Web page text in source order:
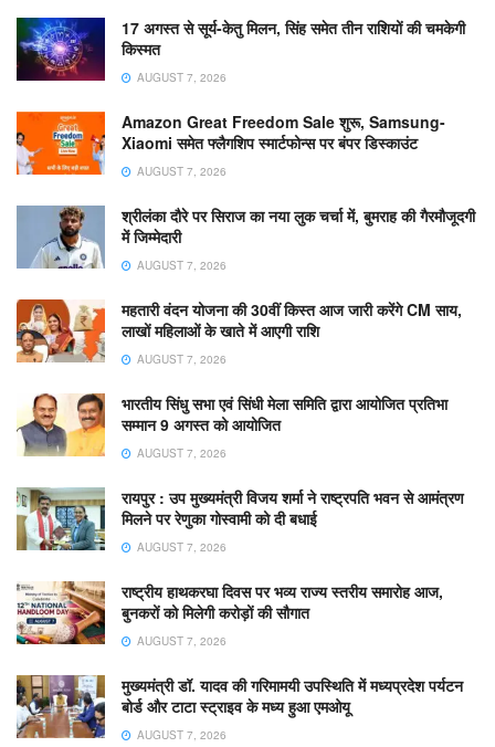
17 अगस्त से सूर्य-केतु मिलन, सिंह समेत तीन राशियों की चमकेगी
किस्मत
AUGUST 7, 2026
Amazon Great Freedom Sale शुरू, Samsung-
Xiaomi समेत फ्लैगशिप स्मार्टफोन्स पर बंपर डिस्काउंट
AUGUST 7, 2026
श्रीलंका दौरे पर सिराज का नया लुक चर्चा में, बुमराह की गैरमौजूदगी
में जिम्मेदारी
AUGUST 7, 2026
महतारी वंदन योजना की 30वीं किस्त आज जारी करेंगे CM साय,
लाखों महिलाओं के खाते में आएगी राशि
AUGUST 7, 2026
भारतीय सिंधु सभा एवं सिंधी मेला समिति द्वारा आयोजित प्रतिभा
सम्मान 9 अगस्त को आयोजित
AUGUST 7, 2026
रायपुर : उप मुख्यमंत्री विजय शर्मा ने राष्ट्रपति भवन से आमंत्रण
मिलने पर रेणुका गोस्वामी को दी बधाई
AUGUST 7, 2026
राष्ट्रीय हाथकरघा दिवस पर भव्य राज्य स्तरीय समारोह आज,
बुनकरों को मिलेगी करोड़ों की सौगात
AUGUST 7, 2026
मुख्यमंत्री डॉ. यादव की गरिमामयी उपस्थिति में मध्यप्रदेश पर्यटन
बोर्ड और टाटा स्ट्राइव के मध्य हुआ एमओयू
AUGUST 7, 2026